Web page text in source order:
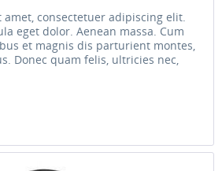
consectetuer adipiscing elit.
eget dolor. Aenean massa. Cum
et magnis dis parturient montes,
Donec quam felis, ultricies nec,